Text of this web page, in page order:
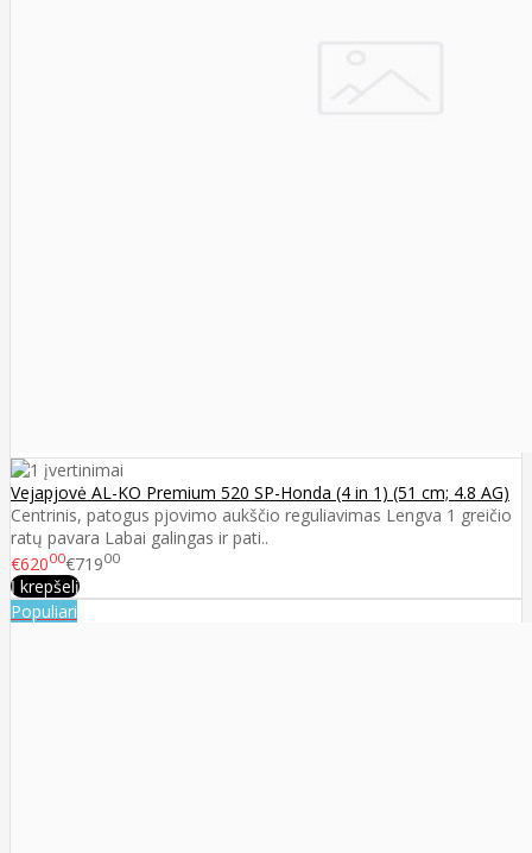
Vejapjovė AL-KO Premium 520 SP-Honda (4 in 1) (51 cm; 4.8 AG)
Centrinis, patogus pjovimo aukščio reguliavimas Lengva 1 greičio
ratų pavara Labai galingas ir pati..
€62000€71900
Į krepšelį
Populiari